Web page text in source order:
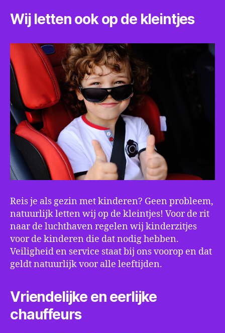
Wij letten ook op de kleintjes
Reis je als gezin met kinderen? Geen probleem,
natuurlijk letten wij op de kleintjes! Voor de rit
naar de luchthaven regelen wij kinderzitjes
voor de kinderen die dat nodig hebben.
Veiligheid en service staat bij ons voorop en dat
geldt natuurlijk voor alle leeftijden.
Vriendelijke en eerlijke
chauffeurs